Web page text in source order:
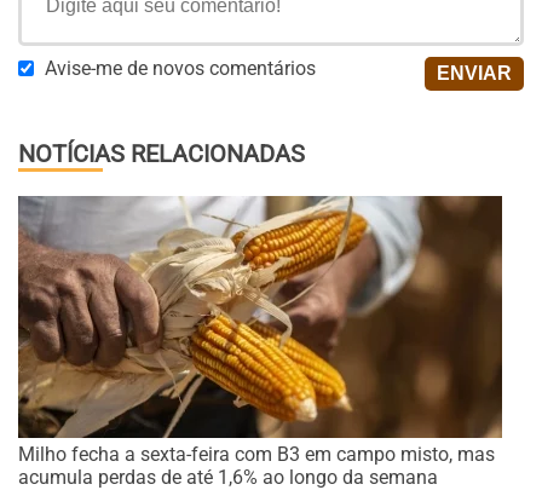
Avise-me de novos comentários
NOTÍCIAS RELACIONADAS
Milho fecha a sexta-feira com B3 em campo misto, mas
acumula perdas de até 1,6% ao longo da semana